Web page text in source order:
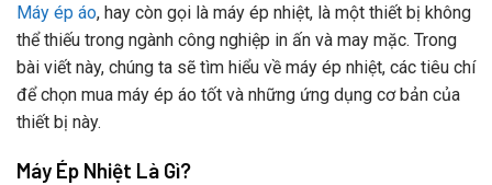
Máy ép áo, hay còn gọi là máy ép nhiệt, là một thiết bị không
thể thiếu trong ngành công nghiệp in ấn và may mặc. Trong
bài viết này, chúng ta sẽ tìm hiểu về máy ép nhiệt, các tiêu chí
để chọn mua máy ép áo tốt và những ứng dụng cơ bản của
thiết bị này.
Máy Ép Nhiệt Là Gì?